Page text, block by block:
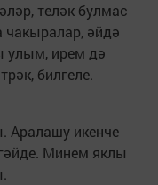
теләк булмас
чакыралар, әйдә
улым, ирем дә
билгеле.
Аралашу икенче
Минем яклы